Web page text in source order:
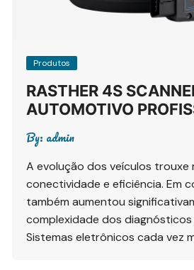
Produtos
RASTHER 4S
AUTOMOTIVO
By: admin
A evolução dos veículos trouxe
conectividade e eficiência. Em
também aumentou
complexidade dos
Sistemas eletrônicos cada vez